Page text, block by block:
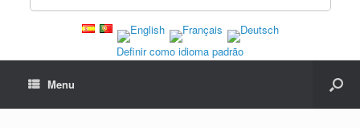
Definir como idioma padrão
Menu